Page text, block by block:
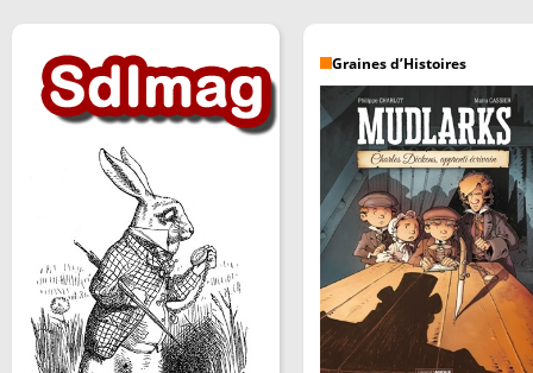
Graines d’Histoires